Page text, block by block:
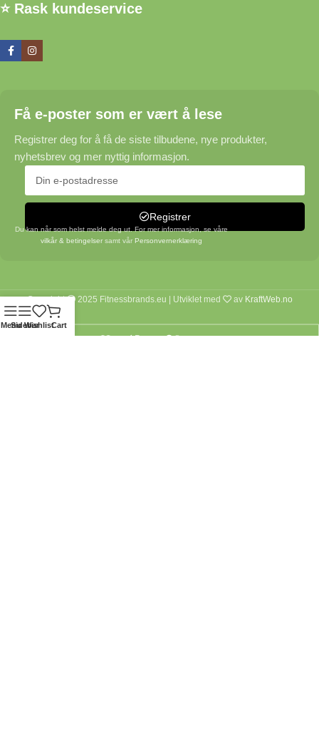
⭐ Rask kundeservice
Få e-poster som er vært å lese
Registrer deg for å få de siste tilbudene, nye produkter,
nyhetsbrev og mer nyttig informasjon.
Registrer
Du kan når som helst melde deg ut. For mer informasjon, se våre
vilkår & betingelsersamt vår Personvernerklæring
Copyright 2025 Fitnessbrands.eu | Utviklet med av KraftWeb.no
MenuSidebarWishlistCart